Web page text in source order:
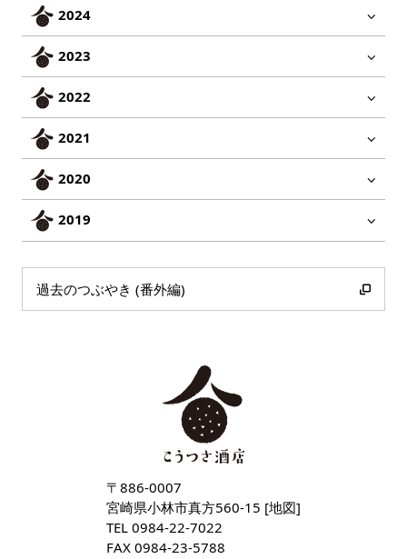
2024
2023
2022
2021
2020
2019
過去のつぶやき (番外編)
〒886-0007
宮崎県小林市真方560-15 [地図]
TEL 0984-22-7022
FAX 0984-23-5788